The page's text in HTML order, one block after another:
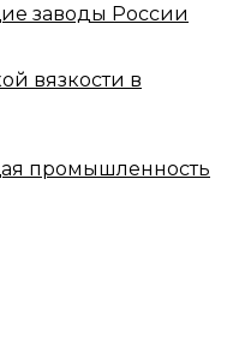
заводы России
вязкости в
промышленность